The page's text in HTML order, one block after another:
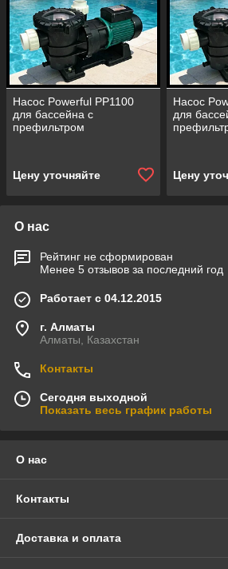
Насос Powerful PP1100
для бассейна c
префильтром
Цену уточняйте
Насос
для
Цену
О нас
Рейтинг не сформирован
Менее 5 отзывов за последний год
Работает с 04.12.2015
г. Алматы
Алматы, Казахстан
Контакты
Сегодня выходной
Показать весь график работы
О нас
Контакты
Доставка и оплата